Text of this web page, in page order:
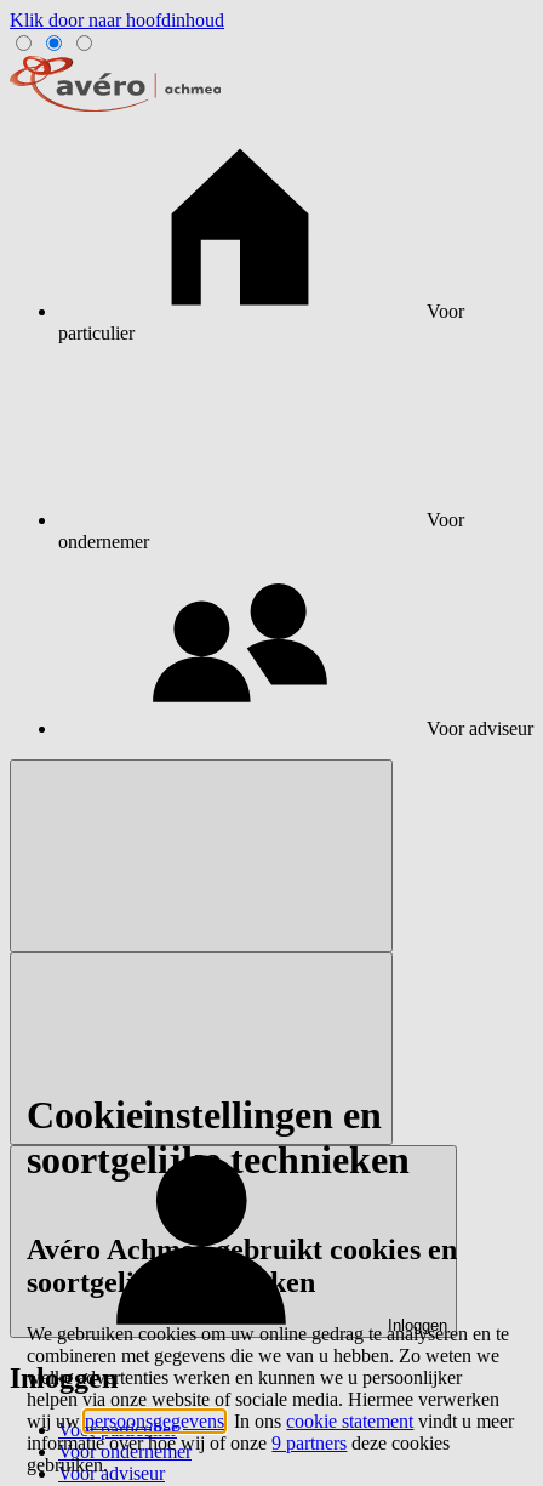
Klik door naar hoofdinhoud
Voor
particulier
Voor
ondernemer
Voor adviseur
Inloggen
Inloggen
Voor particulier
Voor ondernemer
Voor adviseur
Cookieinstellingen en
soortgelijke technieken
Avéro Achmea gebruikt cookies en
soortgelijke technieken
We gebruiken cookies om uw online gedrag te analyseren en te
combineren met gegevens die we van u hebben. Zo weten we
welke advertenties werken en kunnen we u persoonlijker
helpen via onze website of sociale media. Hiermee verwerken
wij uwpersoonsgegevens . In onscookie statement vindt u meer
informatie over hoe wij of onze9 partners deze cookies
gebruiken.